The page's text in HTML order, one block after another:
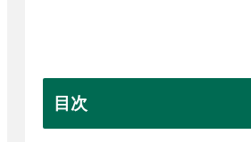
目次